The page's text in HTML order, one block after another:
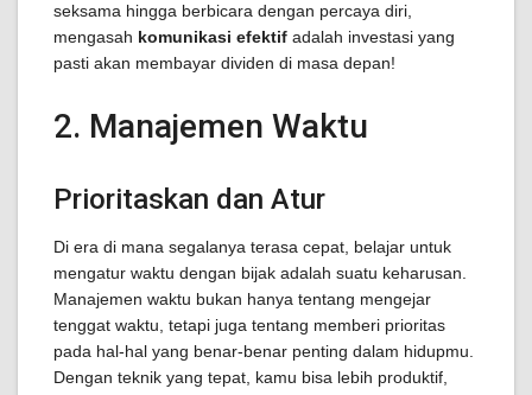
seksama hingga berbicara dengan percaya diri,
mengasah komunikasi efektif adalah investasi yang
pasti akan membayar dividen di masa depan!
2. Manajemen Waktu
Prioritaskan dan Atur
Di era di mana segalanya terasa cepat, belajar untuk
mengatur waktu dengan bijak adalah suatu keharusan.
Manajemen waktu bukan hanya tentang mengejar
tenggat waktu, tetapi juga tentang memberi prioritas
pada hal-hal yang benar-benar penting dalam hidupmu.
Dengan teknik yang tepat, kamu bisa lebih produktif,